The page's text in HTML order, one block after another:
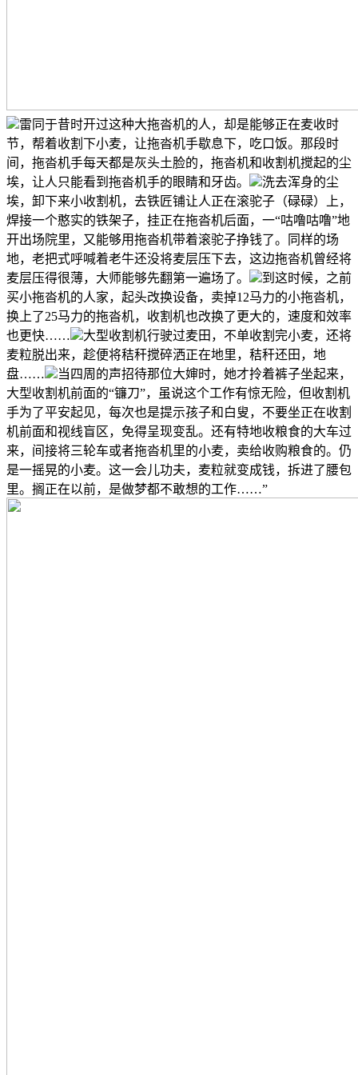
雷同于昔时开过这种大拖沓机的人，却是能够正在麦收时
节，帮着收割下小麦，让拖沓机手歇息下，吃口饭。那段时
间，拖沓机手每天都是灰头土脸的，拖沓机和收割机搅起的尘
埃，让人只能看到拖沓机手的眼睛和牙齿。
洗去浑身的尘
埃，卸下来小收割机，去铁匠铺让人正在滚驼子（碌碌）上，
焊接一个憨实的铁架子，挂正在拖沓机后面，一“咕噜咕噜”地
开出场院里，又能够用拖沓机带着滚驼子挣钱了。同样的场
地，老把式呼喊着老牛还没将麦层压下去，这边拖沓机曾经将
麦层压得很薄，大师能够先翻第一遍场了。
到这时候，之前
买小拖沓机的人家，起头改换设备，卖掉12马力的小拖沓机，
换上了25马力的拖沓机，收割机也改换了更大的，速度和效率
也更快……
大型收割机行驶过麦田，不单收割完小麦，还将
麦粒脱出来，趁便将秸秆搅碎洒正在地里，秸秆还田，地
盘……
当四周的声招待那位大婶时，她才拎着裤子坐起来，
大型收割机前面的“镰刀”，虽说这个工作有惊无险，但收割机
手为了平安起见，每次也是提示孩子和白叟，不要坐正在收割
机前面和视线盲区，免得呈现变乱。还有特地收粮食的大车过
来，间接将三轮车或者拖沓机里的小麦，卖给收购粮食的。仍
是一摇晃的小麦。这一会儿功夫，麦粒就变成钱，拆进了腰包
里。搁正在以前，是做梦都不敢想的工作……”